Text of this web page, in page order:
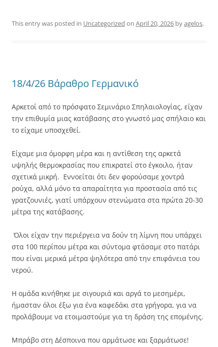
This entry was posted in Uncategorized on April 20, 2026 byagelos.
18/4/26 Βάραθρο Γερμανικό
Αρκετοί από το πρόσφατο Σεμινάριο Σπηλαιολογίας, είχαν
την επιθυμία μιας κατάβασης στο γνωστό μας σπήλαιο και
το είχαμε υποσχεθεί.
Είχαμε μια όμορφη μέρα και η αντίθεση της αρκετά
υψηλής θερμοκρασίας που επικρατεί στο έγκοιλο, ήταν
σχετικά μικρή. Εννοείται ότι δεν φορούσαμε χοντρά
ρούχα, αλλά μόνο τα απαραίτητα για προστασία από τις
γρατζουνιές, γιατί υπάρχουν στενώματα στα πρώτα 20-30
μέτρα της κατάβασης.
Όλοι είχαν την περιέργεια να δούν τη λίμνη που υπάρχει
στα 100 περίπου μέτρα και σύντομα φτάσαμε στο πατάρι
που είναι μερικά μέτρα ψηλότερα από την επιφάνεια του
νερού.
Η ομάδα κινήθηκε με σιγουριά και αργά το μεσημέρι,
ήμασταν όλοι έξω για ένα καφεδάκι στα γρήγορα, για να
προλάβουμε να ετοιμαστούμε για τη δράση της επομένης.
Μπράβο στη Δέσποινα που αρμάτωσε και ξαρμάτωσε!